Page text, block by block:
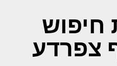
חיפוש
צפרדע